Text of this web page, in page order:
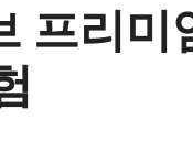
프리미